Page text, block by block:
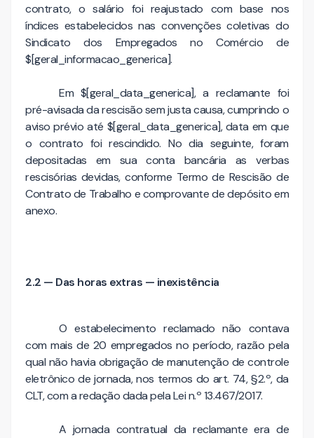
contrato, o salário foi reajustado com base nos
índices estabelecidos nas convenções coletivas do
Sindicato dos Empregados no Comércio de
$[geral_informacao_generica].
Em $[geral_data_generica], a reclamante foi
pré-avisada da rescisão sem justa causa, cumprindo o
aviso prévio até $[geral_data_generica], data em que
o contrato foi rescindido. No dia seguinte, foram
depositadas em sua conta bancária as verbas
rescisórias devidas, conforme Termo de Rescisão de
Contrato de Trabalho e comprovante de depósito em
anexo.
2.2 — Das horas extras — inexistência
O estabelecimento reclamado não contava
com mais de 20 empregados no período, razão pela
qual não havia obrigação de manutenção de controle
eletrônico de jornada, nos termos do art. 74, §2.º, da
CLT, com a redação dada pela Lei n.º 13.467/2017.
A jornada contratual da reclamante era de